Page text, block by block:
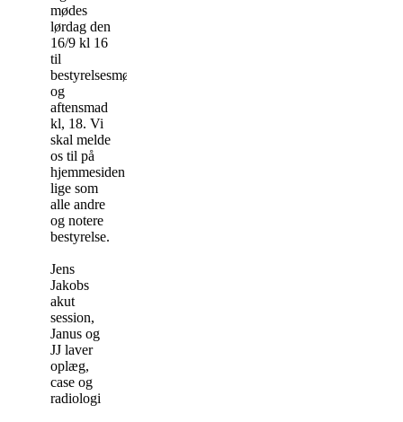
mødes
lørdag den
16/9 kl 16
til
bestyrelsesmøde
og
aftensmad
kl, 18. Vi
skal melde
os til på
hjemmesiden
lige som
alle andre
og notere
bestyrelse.
Jens
Jakobs
akut
session,
Janus og
JJ laver
oplæg,
case og
radiologi